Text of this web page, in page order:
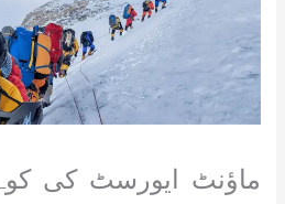
ماؤنٹ ایورسٹ کی